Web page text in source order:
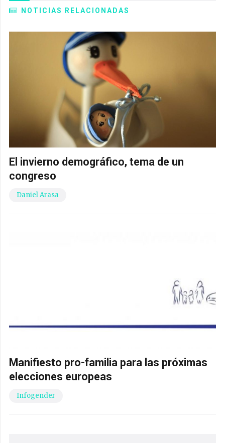
NOTICIAS RELACIONADAS
El invierno demográfico, tema de un
congreso
Daniel Arasa
Manifiesto pro-familia para las próximas
elecciones europeas
Infogender